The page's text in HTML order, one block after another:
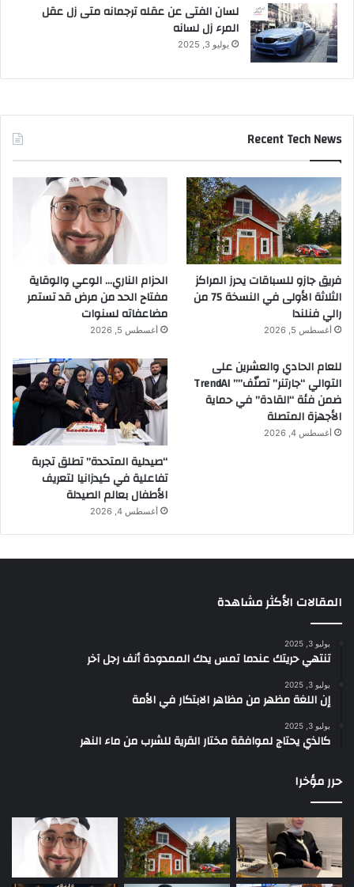
لسان الفتى عن عقله ترجمانه متى زل عقل
المرء زل لسانه
يوليو 3, 2025
Recent Tech News
فريق جازو للسباقات يحرز المراكز
الثلاثة الأولى في النسخة 75 من
رالي فنلندا
أغسطس 5, 2026
الحزام الناري… الوعي والوقاية
مفتاح الحد من مرض قد تستمر
مضاعفاته لسنوات
أغسطس 5, 2026
للعام الحادي والعشرين على
التوالي “جارتنر” تصنّف”” TrendAI
ضمن فئة “القادة” في حماية
الأجهزة المتصلة
أغسطس 4, 2026
“صيدلية المتحدة” تطلق تجربة
تفاعلية في كيدزانيا لتعريف
الأطفال بعالم الصيدلة
أغسطس 4, 2026
المقالات الأكثر مشاهدة
يوليو 3, 2025
تنتهي حريتك عندما تمس يدك الممدودة أنف رجل آخر
يوليو 3, 2025
إن اللغة مظهر من مظاهر الابتكار في الأمة
يوليو 3, 2025
كالذي يحتاج لموافقة مختار القرية للشرب من ماء النهر
حرر مؤخرا